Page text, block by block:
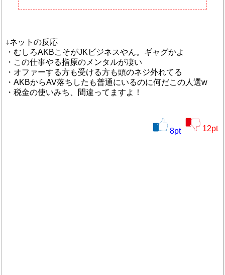
↓ネットの反応
・むしろAKBこそがJKビジネスやん。ギャグかよ
・この仕事やる指原のメンタルが凄い
・オファーする方も受ける方も頭のネジ外れてる
・AKBからAV落ちしたも普通にいるのに何だこの人選w
・税金の使いみち、間違ってますよ！
8pt 12pt